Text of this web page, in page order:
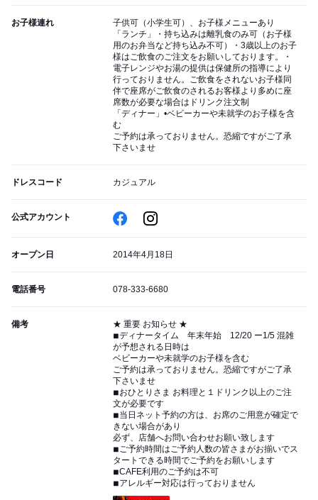
お子様連れ
子供可（小学生可）、お子様メニューあり
「ランチ」・持ち込みは離乳食のみ可（お子様
用のお弁当など持ち込み不可）・3歳以上のお子
様はご飲食のご注文をお願いしております。・
電子レンジやお湯の提供は保健所の指導により
行っておりません。ご飲食をされないお子様同
伴で座席がご飲食のされるお客様より多めに座
席数が必要な場合はドリンク注文制
「ディナー」•ベビーカーや未就学のお子様を含
む
ご予約は承っておりません。恐縮ですがご了承
下さいませ
ドレスコード カジュアル
公式アカウント
オープン日 2014年4月18日
電話番号 078-333-6680
備考
★ 重要 お知らせ ★
◾︎ディナータイム 年末年始 12/20 ー1/5 混雑
が予想される日時は
ベビーカーや未就学のお子様を含む
ご予約は承っておりません。恐縮ですがご了承
下さいませ
◾︎おひとりさま お料理と１ドリンク以上のご注
文が必要です
◾︎当日ネット予約の方は、お席のご用意が確定で
きない場合があり
必ず、店舗へお問い合わせお願い致します
◾︎ご予約時間はご予約人数の皆さまがお揃いでス
タートできる時間でご予約をお願いします
◾︎CAFE利用のご予約は不可
◾︎アレルギー対応は行っておりません